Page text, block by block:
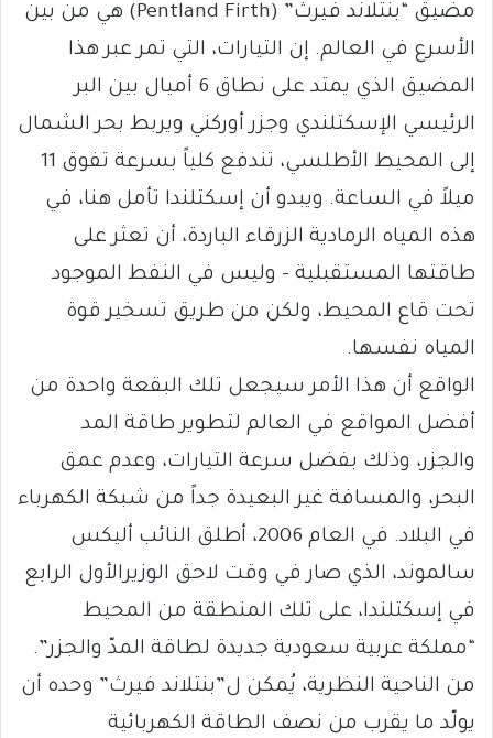
مضيق “بنتلاند فيرث” (Pentland Firth) هي من بين
الأسرع في العالم. إن التيارات، التي تمر عبر هذا
المضيق الذي يمتد على نطاق 6 أميال بين البر
الرئيسي الإسكتلندي وجزر أوركني ويربط بحر الشمال
إلى المحيط الأطلسي، تندفع كلياً بسرعة تفوق 11
ميلاً في الساعة. ويبدو أن إسكتلندا تأمل هنا، في
هذه المياه الرمادية الزرقاء الباردة، أن تعثر على
طاقتها المستقبلية – وليس في النفط الموجود
تحت قاع المحيط، ولكن من طريق تسخير قوة
المياه نفسها.
الواقع أن هذا الأمر سيجعل تلك البقعة واحدة من
أفضل المواقع في العالم لتطوير طاقة المد
والجزر، وذلك بفضل سرعة التيارات، وعدم عمق
البحر، والمسافة غير البعيدة جداً من شبكة الكهرباء
في البلاد. في العام 2006، أطلق النائب أليكس
سالموند، الذي صار في وقت لاحق الوزيرالأول الرابع
في إسكتلندا، على تلك المنطقة من المحيط
“مملكة عربية سعودية جديدة لطاقة المدّ والجزر”.
من الناحية النظرية، يُمكن ل”بنتلاند فيرث” وحده أن
يولّد ما يقرب من نصف الطاقة الكهربائية